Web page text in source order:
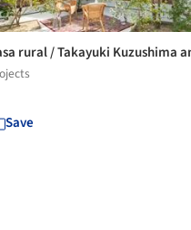
rural / Takayuki Kuzushima
Save